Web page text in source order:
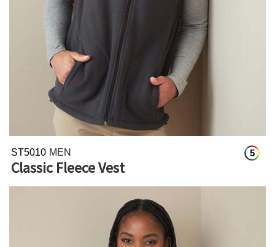
5
ST5010 MEN
Classic Fleece Vest